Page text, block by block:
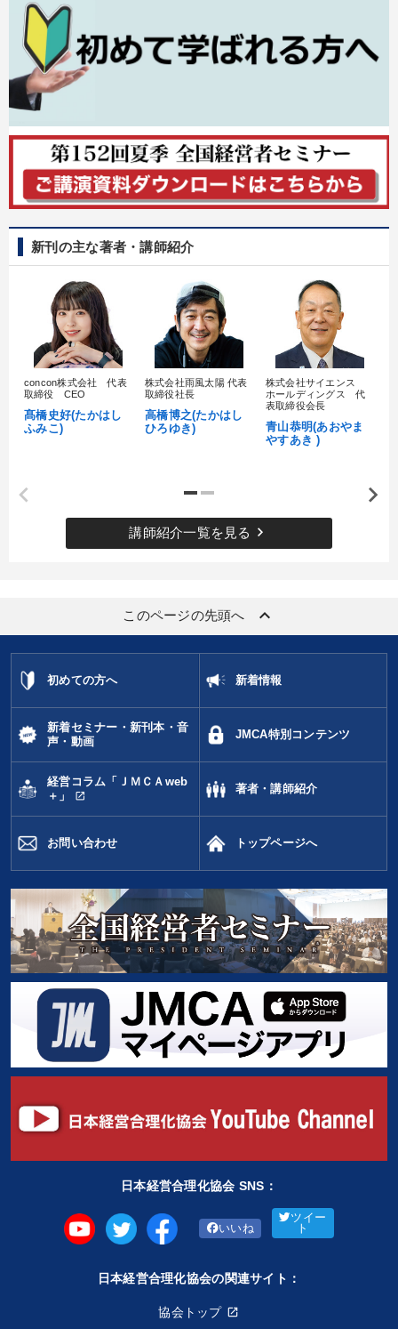
新刊の主な著者・講師紹介
concon株式会社 代表
取締役 CEO
髙橋史好(たかはし
ふみこ)
株式会社雨風太陽 代表
取締役社長
高橋博之(たかはし
ひろゆき)
株式会社サイエンス
ホールディングス 代
表取締役会長
青山恭明(あおやま
やすあき )
講師紹介一覧を見る keyboard_arrow_right
このページの先頭へ keyboard_arrow_up
初めての方へ 新着情報
新着セミナー・新刊本・音
声・動画
JMCA特別コンテンツ
経営コラム「ＪＭＣＡweb
＋」
open_in_new
著者・講師紹介
お問い合わせ トップページへ
日本経営合理化協会 SNS：
いいね
ツイー
ト
日本経営合理化協会の関連サイト：
協会トップ